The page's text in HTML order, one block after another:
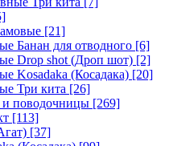
[21]
Банан для отводного [6]
Drop shot (Дроп шот) [2]
Kosadaka (Косадака) [20]
Три кита [26]
поводочницы [269]
[113]
[37]